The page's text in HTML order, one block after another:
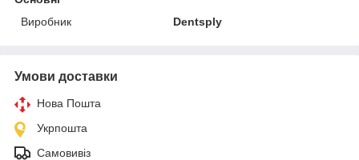
Виробник
Dentsply
Умови доставки
Нова Пошта
Укрпошта
Самовивіз